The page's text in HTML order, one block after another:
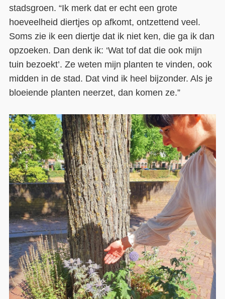
stadsgroen. “Ik merk dat er echt een grote
hoeveelheid diertjes op afkomt, ontzettend veel.
Soms zie ik een diertje dat ik niet ken, die ga ik dan
opzoeken. Dan denk ik: ‘Wat tof dat die ook mijn
tuin bezoekt’. Ze weten mijn planten te vinden, ook
midden in de stad. Dat vind ik heel bijzonder. Als je
bloeiende planten neerzet, dan komen ze.”